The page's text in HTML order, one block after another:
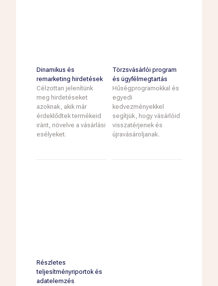
Dinamikus és
remarketing hirdetések
Célzottan jelenítünk
meg hirdetéseket
azoknak, akik már
érdeklődtek termékeid
iránt, növelve a vásárlási
esélyeket.
Törzsvásárlói program
és ügyfélmegtartás
Hűségprogramokkal és
egyedi
kedvezményekkel
segítjük, hogy vásárlóid
visszatérjenek és
újravásároljanak.
Részletes
teljesítményriportok és
adatelemzés